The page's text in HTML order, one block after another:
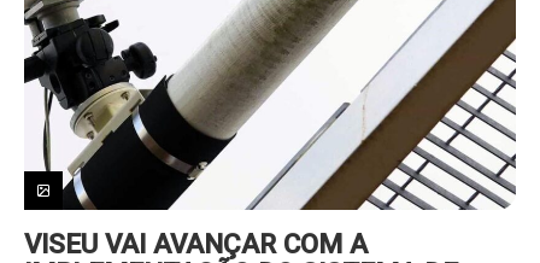
VISEU VAI AVANÇAR COM A